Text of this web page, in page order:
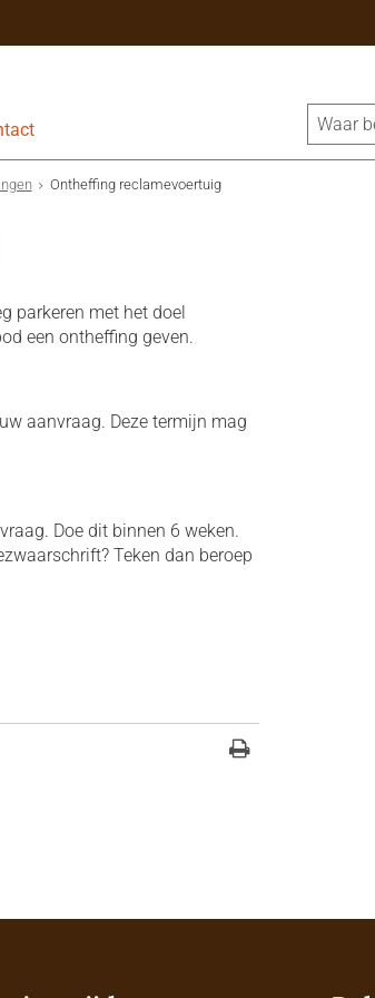
Ontheffing reclamevoertuig
parkeren met het doel
een ontheffing geven.
aanvraag. Deze termijn mag
Doe dit binnen 6 weken.
Teken dan beroep